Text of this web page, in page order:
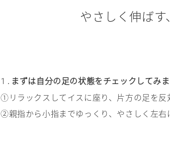
やさしく伸ばす
1. まずは自分の足の状態をチェックしてみ
①リラックスしてイスに座り、片方の足を反
②親指から小指までゆっくり、やさしく左右